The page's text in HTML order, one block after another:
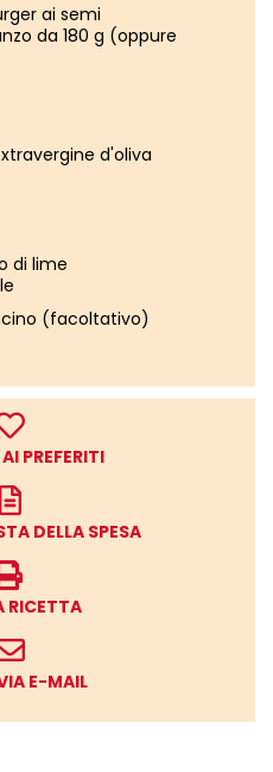
ai semi
da 180 g (oppure
d'oliva
di lime
(facoltativo)
PREFERITI
DELLA SPESA
RICETTA
E-MAIL